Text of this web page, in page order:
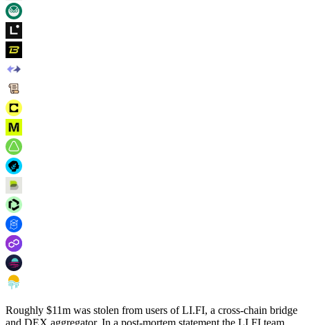
Roughly $11m was stolen from users of LI.FI, a cross-chain bridge
and DEX aggregator. In a post-mortem statement the LI.FI team